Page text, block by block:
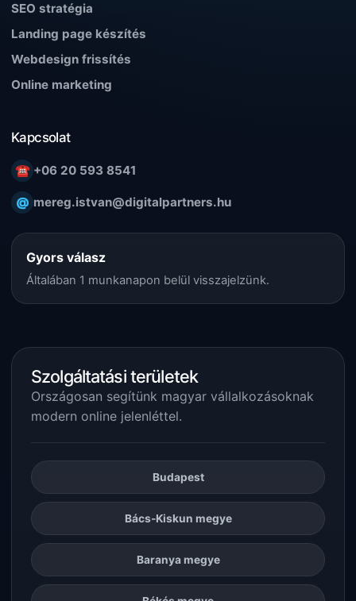
SEO stratégia
Landing page készítés
Webdesign frissítés
Online marketing
Kapcsolat
☎ +06 20 593 8541
@ mereg.istvan@digitalpartners.hu
Gyors válasz
Általában 1 munkanapon belül visszajelzünk.
Szolgáltatási területek
Országosan segítünk magyar vállalkozásoknak
modern online jelenléttel.
Budapest
Bács-Kiskun megye
Baranya megye